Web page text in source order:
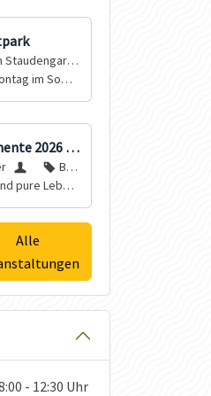
und
Rain
e.V.
im Somm
und bei Regen
2026 -
Sta
dt R
ain
nenkun
st, Kon
zert
pure Leben
Alle
- 12:30 Uhr